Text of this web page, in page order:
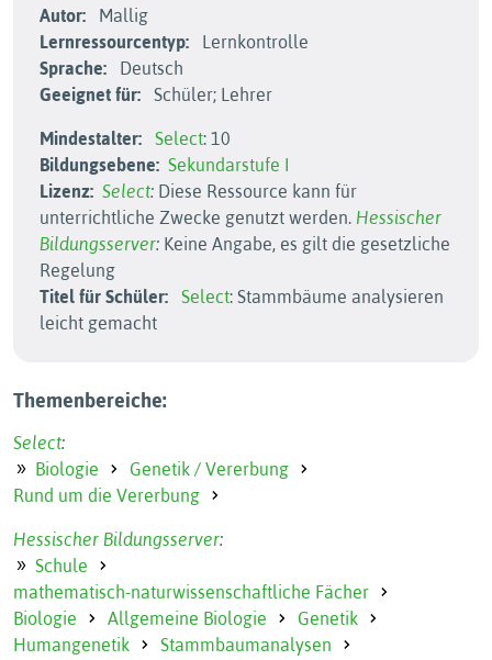
Autor:
Mallig
Lernressourcentyp:
Lernkontrolle
Sprache:
Deutsch
Geeignet für:
Schüler; Lehrer
Mindestalter: Select: 10
Bildungsebene: Sekundarstufe I
Lizenz: Select: Diese Ressource kann für
unterrichtliche Zwecke genutzt werden. Hessischer
Bildungsserver: Keine Angabe, es gilt die gesetzliche
Regelung
Titel für Schüler:
Select: Stammbäume analysieren
leicht gemacht
Themenbereiche:
Select:
Biologie
Genetik / Vererbung
Rund um die Vererbung
Hessischer Bildungsserver:
Schule
mathematisch-naturwissenschaftliche Fächer
Biologie
Allgemeine Biologie
Genetik
Humangenetik
Stammbaumanalysen